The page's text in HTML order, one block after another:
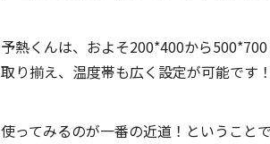
予熱くんは、およそ200*400から
取り揃え、温度帯も広く設定が可能です！
使ってみるのが一番の近道！ということで